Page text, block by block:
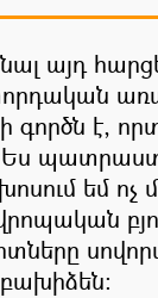
այդ
գործն է,
Ես
եմ